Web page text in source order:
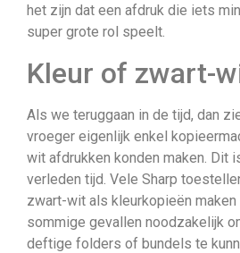
het zijn dat een afdruk die iets
super grote rol speelt.
Kleur of zwart-
Als we teruggaan in de tijd, dan
vroeger eigenlijk enkel
wit afdrukken konden maken. Dit
verleden tijd. Vele Sharp
zwart-wit als kleurkopieën
sommige gevallen noodzakelijk
deftige folders of bundels te